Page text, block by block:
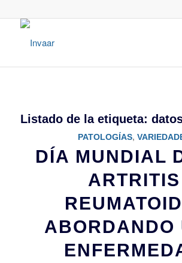
Listado de la etiqueta:
PATOLOGÍAS,
DÍA MUNDIAL
ARTRITIS
ABORDANDO